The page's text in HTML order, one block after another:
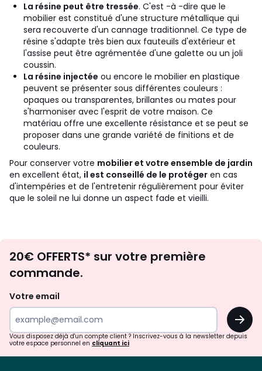
La résine peut être tressée. C'est -à -dire que le
mobilier est constitué d'une structure métallique qui
sera recouverte d'un cannage traditionnel. Ce type de
résine s'adapte très bien aux fauteuils d'extérieur et
l'assise peut être agrémentée d'une galette ou un joli
coussin.
La résine injectée ou encore le mobilier en plastique
peuvent se présenter sous différentes couleurs :
opaques ou transparentes, brillantes ou mates pour
s'harmoniser avec l'esprit de votre maison. Ce
matériau offre une excellente résistance et se peut se
proposer dans une grande variété de finitions et de
couleurs.
Pour conserver votre mobilier et votre ensemble de jardin
en excellent état, il est conseillé de le protéger en cas
d'intempéries et de l'entretenir régulièrement pour éviter
que le soleil ne lui donne un aspect fade et vieilli.
d'inspirations
surprises?
20€ OFFERTS* sur votre première
commande.
Votre email
OK
Vous disposez déjà d'un compte client ? Inscrivez-vous à la newsletter depuis
votre espace personnel en cliquant ici